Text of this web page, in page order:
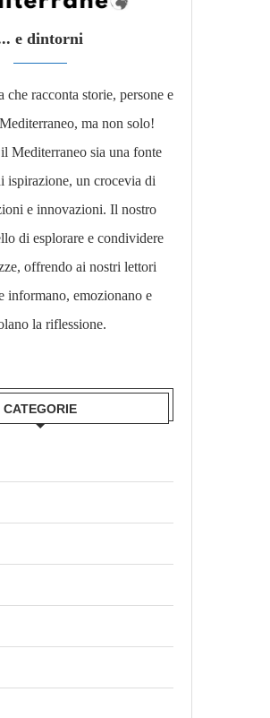
e dintorni
che racconta storie, persone e
ma non solo!
Mediterraneo sia una fonte
ispirazione, un crocevia di
e innovazioni. Il nostro
di esplorare e condividere
offrendo ai nostri lettori
informano, emozionano e
la riflessione.​
CATEGORIE